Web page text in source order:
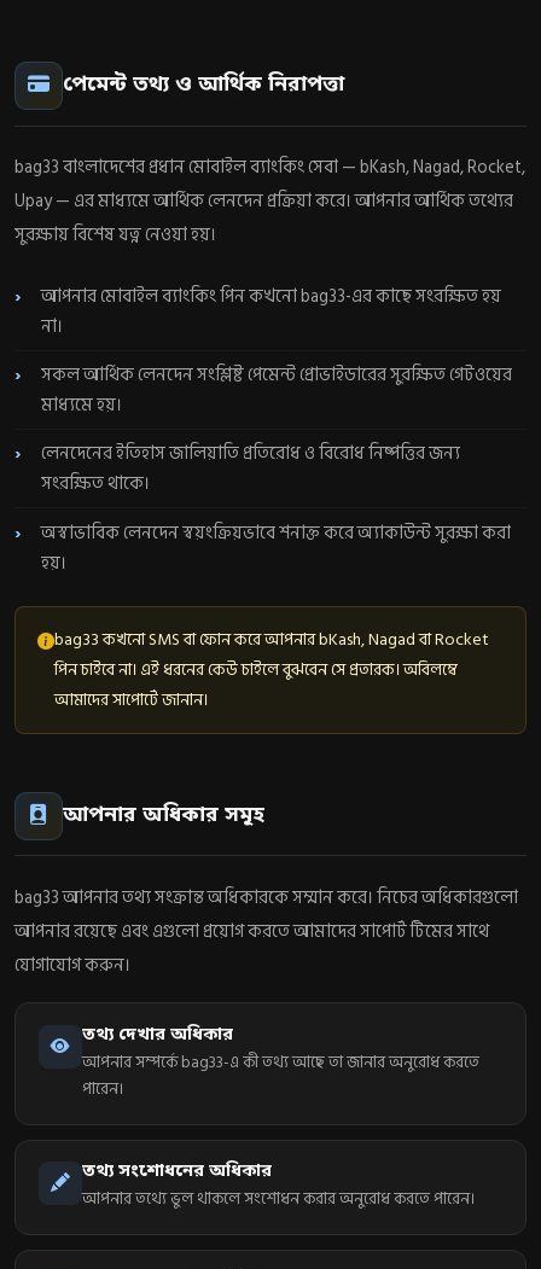
পেমেন্ট তথ্য ও আর্থিক নিরাপত্তা
bag33 বাংলাদেশের প্রধান মোবাইল ব্যাংকিং সেবা — bKash, Nagad, Rocket,
Upay — এর মাধ্যমে আর্থিক লেনদেন প্রক্রিয়া করে। আপনার আর্থিক তথ্যের
সুরক্ষায় বিশেষ যত্ন নেওয়া হয়।
আপনার মোবাইল ব্যাংকিং পিন কখনো bag33-এর কাছে সংরক্ষিত হয়
না।
সকল আর্থিক লেনদেন সংশ্লিষ্ট পেমেন্ট প্রোভাইডারের সুরক্ষিত গেটওয়ের
মাধ্যমে হয়।
লেনদেনের ইতিহাস জালিয়াতি প্রতিরোধ ও বিরোধ নিষ্পত্তির জন্য
সংরক্ষিত থাকে।
অস্বাভাবিক লেনদেন স্বয়ংক্রিয়ভাবে শনাক্ত করে অ্যাকাউন্ট সুরক্ষা করা
হয়।
bag33 কখনো SMS বা ফোন করে আপনার bKash, Nagad বা Rocket
পিন চাইবে না। এই ধরনের কেউ চাইলে বুঝবেন সে প্রতারক। অবিলম্বে
আমাদের সাপোর্টে জানান।
আপনার অধিকার সমূহ
bag33 আপনার তথ্য সংক্রান্ত অধিকারকে সম্মান করে। নিচের অধিকারগুলো
আপনার রয়েছে এবং এগুলো প্রয়োগ করতে আমাদের সাপোর্ট টিমের সাথে
যোগাযোগ করুন।
তথ্য দেখার অধিকার
আপনার সম্পর্কে bag33-এ কী তথ্য আছে তা জানার অনুরোধ করতে
পারেন।
তথ্য সংশোধনের অধিকার
আপনার তথ্যে ভুল থাকলে সংশোধন করার অনুরোধ করতে পারেন।